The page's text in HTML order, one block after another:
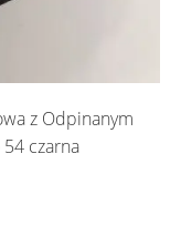
z Odpinanym
czarna